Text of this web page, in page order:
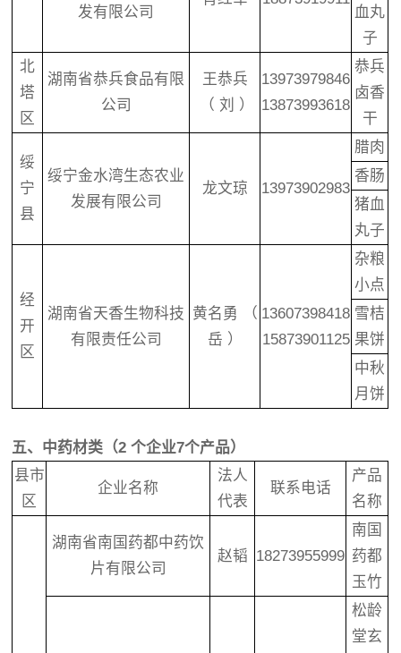
发有限公司
血丸
子
北
塔
区
湖南省恭兵食品有限
公司
王恭兵
（ 刘 ）
13973979846
13873993618
恭兵
卤香
干
绥
宁
县
绥宁金水湾生态农业
发展有限公司
龙文琼 13973902983
腊肉
香肠
猪血
丸子
经
开
区
湖南省天香生物科技
有限责任公司
黄名勇 （
岳 ）
13607398418
15873901125
杂粮
小点
雪桔
果饼
中秋
月饼
五、中药材类（2 个企业7个产品）
县市
区
企业名称
法人
代表
联系电话
产品
名称
湖南省南国药都中药饮
片有限公司
赵韬 18273955999
南国
药都
玉竹
松龄
堂玄